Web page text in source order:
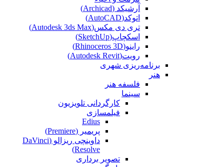
آرشیکد (Archicad)
اتوکد(AutoCAD)
تری دی مکس(Autodesk 3ds Max)
اسکچاپ(SketchUp)
راینو(Rhinoceros 3D)
رویت(Autodesk Revit)
برنامه‌ریزی شهری
هنر
فلسفه هنر
سینما
کارگردانی تلویزیون
فیلمسازی
Edius
پریمیر (Premiere)
داوینچی ریزالو (DaVinci
Resolve)
تصویر برداری